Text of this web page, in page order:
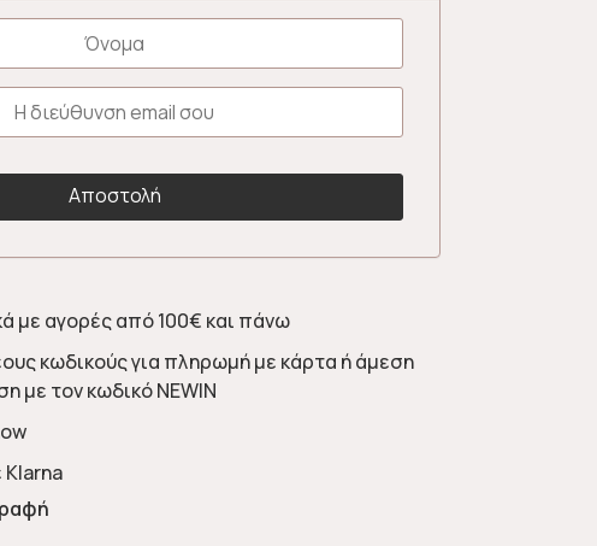
με αγορές από 100€ και πάνω
κωδικούς για πληρωμή με κάρτα ή άμεση
με τον κωδικό NEWIN
Klarna